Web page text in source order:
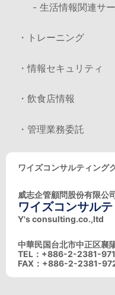
- 生活情報関連サ
・トレーニング
・情報セキュリティ
・飲食店情報
・管理業務委託
ワイズコンサルティング
威志企管顧問股份有限公
ワイズコンサル
Y's consulting.co.,ltd
中華民国台北市中正区襄
TEL：+886-2-2381-
FAX：+886-2-2381-